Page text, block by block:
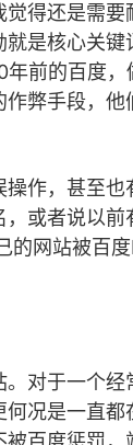
得还是需
是核心关
前的百度
弊手段，他
作，甚至
或者说以
的网站被百
对于一个经
况是一直